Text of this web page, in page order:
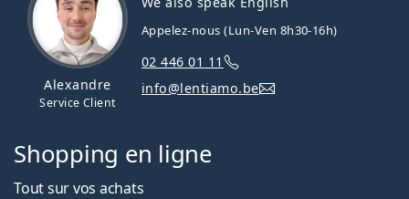
Alexandre
Service Client
Appelez-nous (Lun-Ven 8h30-16h)
02 446 01 11
info@lentiamo.be
Shopping en ligne
Tout sur vos achats